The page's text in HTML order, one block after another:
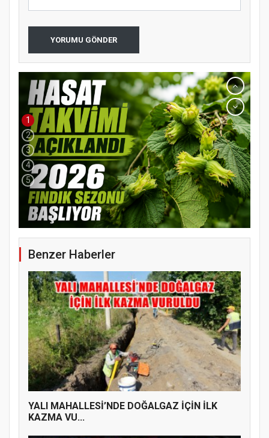
YORUMU GÖNDER
YENİ PARTİ TERME İLÇE BAŞKANLIĞINDA
ÜYE KATILIM PROGRAMI
1
2
3
4
5
Benzer Haberler
YALI MAHALLESİ’NDE DOĞALGAZ İÇİN İLK
KAZMA VU...